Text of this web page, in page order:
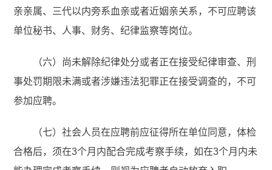
亲亲属、三代以内旁系血亲或者近姻亲关系，不可应聘该
单位秘书、人事、财务、纪律监察等岗位。
（六）尚未解除纪律处分或者正在接受纪律审查、刑
事处罚期限未满或者涉嫌违法犯罪正在接受调查的，不可
参加应聘。
（七）社会人员在应聘前应征得所在单位同意，体检
合格后，须在3个月内配合完成考察手续，如在3个月内未